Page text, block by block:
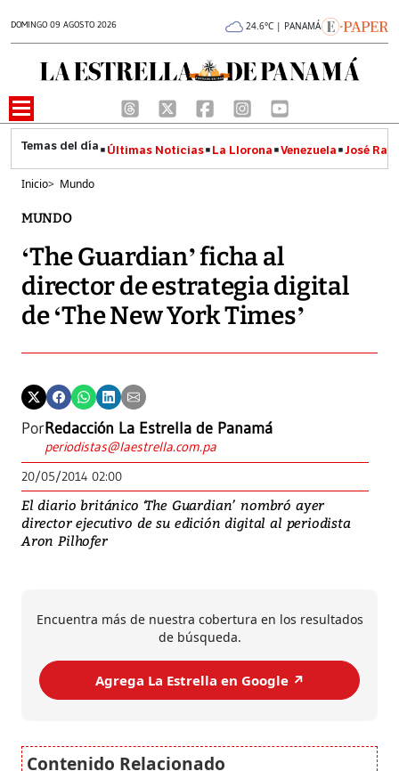
DOMINGO 09 AGOSTO 2026 24.6°C | PANAMÁ
Últimas Noticias La Llorona Venezuela José
Inicio> Mundo
MUNDO
‘The Guardian’ ficha al
director de estrategia digital
de ‘The New York Times’
PorRedacción La Estrella de Panamá
periodistas@laestrella.com.pa
20/05/2014 02:00
El diario británico ‘The Guardian’ nombró ayer
director ejecutivo de su edición digital al periodista
Aron Pilhofer
Encuentra más de nuestra cobertura en los resultados
de búsqueda.
Agrega La Estrella en Google ↗️